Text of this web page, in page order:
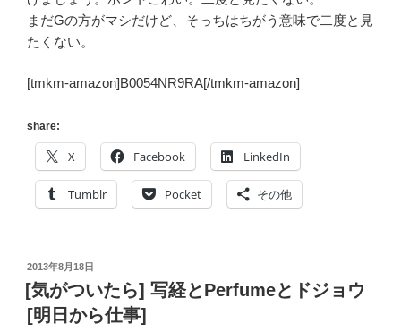
まだGの方がマシだけど、そっちはちがう意味で二度と見
たくない。
[tmkm-amazon]B0054NR9RA[/tmkm-amazon]
share:
X Facebook LinkedIn
Tumblr Pocket その他
投
稿
日:
2013年8月18日
[気がついたら] 写経とPerfumeとドジョウ
[明日から仕事]